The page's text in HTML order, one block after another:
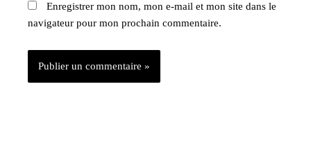
Enregistrer mon nom, mon e-mail et mon site dans le
navigateur pour mon prochain commentaire.